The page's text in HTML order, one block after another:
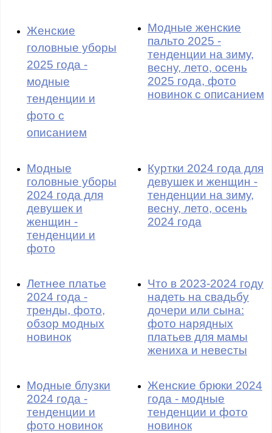
Женские
головные уборы
2025 года -
модные
тенденции и
фото с
описанием
Модные женские
пальто 2025 -
тенденции на зиму,
весну, лето, осень
2025 года, фото
новинок с описанием
Модные
головные уборы
2024 года для
девушек и
женщин -
тенденции и
фото
Куртки 2024 года для
девушек и женщин -
тенденции на зиму,
весну, лето, осень
2024 года
Летнее платье
2024 года -
тренды, фото,
обзор модных
новинок
Что в 2023-2024 году
надеть на свадьбу
дочери или сына:
фото нарядных
платьев для мамы
жениха и невесты
Модные блузки
2024 года -
тенденции и
фото новинок
Женские брюки 2024
года - модные
тенденции и фото
новинок